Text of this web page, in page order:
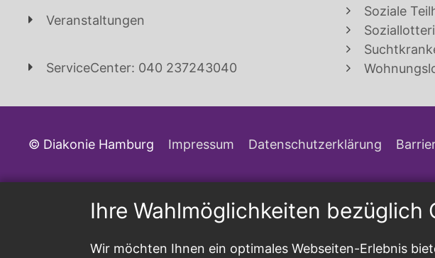
Ihre Wahlmöglichkeiten bezüglich
Wir möchten Ihnen ein optimales Webseiten-Erlebnis
Veranstaltungen
ServiceCenter: 040 237243040
Soziale
© Diakonie Hamburg Impressum Datenschutzerklärung